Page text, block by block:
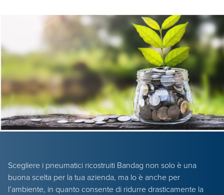
Scegliere i pneumatici ricostruiti Bandag non solo è una
buona scelta per la tua azienda, ma lo è anche per
l’ambiente, in quanto consente di ridurre drasticamente la